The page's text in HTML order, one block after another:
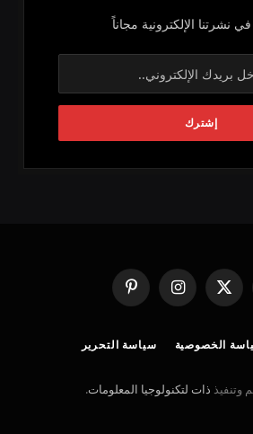
نشرتنا الإلكترونية مجاناً
X
(Twitter)
الانستغرامبينتيريست
الخصوصية سياسة التحرير
ذات لتكنولوجيا المعلومات.